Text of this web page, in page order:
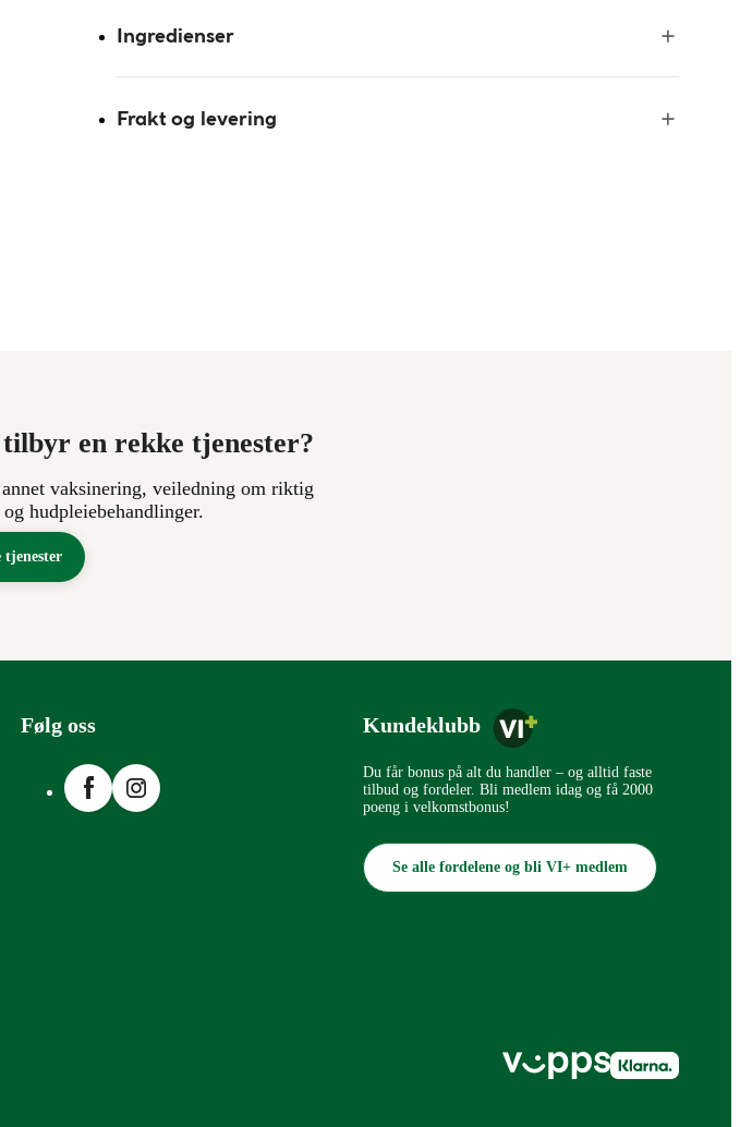
Ingredienser
Frakt og levering
en rekke tjenester?
vaksinering, veiledning om riktig
hudpleiebehandlinger.
tjenester
Følg oss
FacebookInstagram
Kundeklubb
Du får bonus på alt du handler – og alltid faste
tilbud og fordeler. Bli medlem idag og få 2000
poeng i velkomstbonus!
Se alle fordelene og bli VI+ medlem